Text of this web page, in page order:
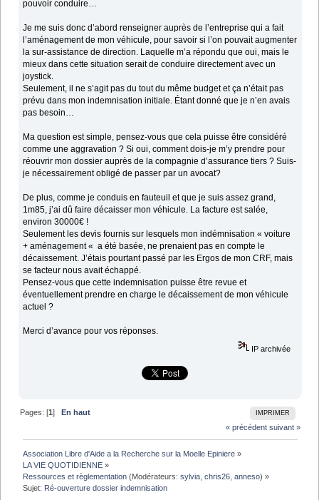
pouvoir conduire…
Je me suis donc d’abord renseigner auprès de l’entreprise qui a fait
l’aménagement de mon véhicule, pour savoir si l’on pouvait augmenter
la sur-assistance de direction. Laquelle m’a répondu que oui, mais le
mieux dans cette situation serait de conduire directement avec un
joystick.
Seulement, il ne s’agit pas du tout du même budget et ça n’était pas
prévu dans mon indemnisation initiale. Étant donné que je n’en avais
pas besoin…
Ma question est simple, pensez-vous que cela puisse être considéré
comme une aggravation ? Si oui, comment dois-je m’y prendre pour
réouvrir mon dossier auprès de la compagnie d’assurance tiers ? Suis-
je nécessairement obligé de passer par un avocat?
De plus, comme je conduis en fauteuil et que je suis assez grand,
1m85, j’ai dû faire décaisser mon véhicule. La facture est salée,
environ 30000€ !
Seulement les devis fournis sur lesquels mon indémnisation « voiture
+ aménagement « a été basée, ne prenaient pas en compte le
décaissement. J’étais pourtant passé par les Ergos de mon CRF, mais
se facteur nous avait échappé.
Pensez-vous que cette indemnisation puisse être revue et
éventuellement prendre en charge le décaissement de mon véhicule
actuel ?
Merci d’avance pour vos réponses.
IP archivée
IMPRIMER
Pages: [1]En haut
« précédent suivant »
Association Libre d'Aide a la Recherche sur la Moelle Epiniere »
LA VIE QUOTIDIENNE »
Ressources et règlementation (Modérateurs:sylvia,chris26,anneso) »
Sujet: Ré-ouverture dossier indemnisation